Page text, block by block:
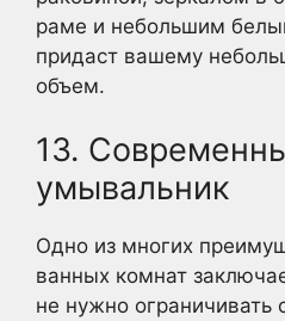
раме и небольшим
придаст вашему
объем.
13.
умывальник
Одно из многих
ванных комнат
не нужно ограничивать